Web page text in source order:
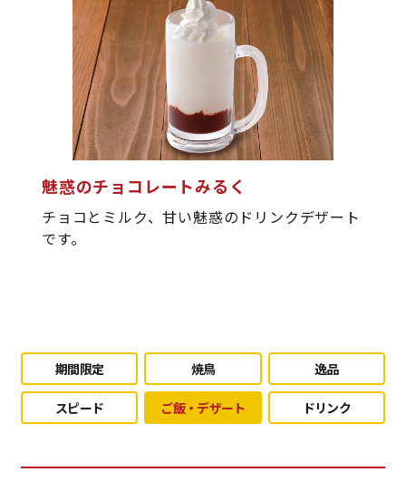
魅惑のチョコレートみるく
チョコとミルク、甘い魅惑のドリンクデザート
です。
期間限定 焼鳥 逸品
スピード ご飯・デザート ドリンク